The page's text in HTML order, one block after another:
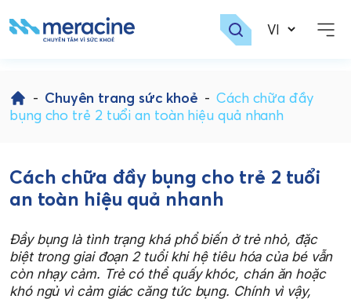
to
content
- Chuyên trang sức khoẻ - Cách chữa đầy
bụng cho trẻ 2 tuổi an toàn hiệu quả nhanh
Cách chữa đầy bụng cho trẻ 2 tuổi
an toàn hiệu quả nhanh
Đầy bụng là tình trạng khá phổ biến ở trẻ nhỏ, đặc
biệt trong giai đoạn 2 tuổi khi hệ tiêu hóa của bé vẫn
còn nhạy cảm. Trẻ có thể quấy khóc, chán ăn hoặc
khó ngủ vì cảm giác căng tức bụng. Chính vì vậy,